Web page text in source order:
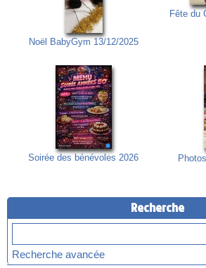
Noël BabyGym 13/12/2025
Fête du
Soirée des bénévoles 2026
Recherche
Recherche avancée